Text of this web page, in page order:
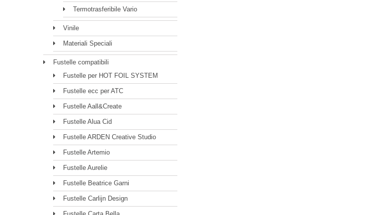
Termotrasferibile Vario
Vinile
Materiali Speciali
Fustelle compatibili
Fustelle per HOT FOIL SYSTEM
Fustelle ecc per ATC
Fustelle Aall&Create
Fustelle Alua Cid
Fustelle ARDEN Creative Studio
Fustelle Artemio
Fustelle Aurelie
Fustelle Beatrice Garni
Fustelle Carlijn Design